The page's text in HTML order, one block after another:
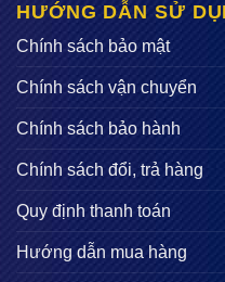
HƯỚNG DẪN SỬ
Chính sách bảo mật
Chính sách vận chuyển
Chính sách bảo hành
Chính sách đổi, trả hàng
Quy định thanh toán
Hướng dẫn mua hàng